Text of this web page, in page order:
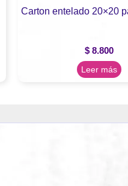
Carton entelado 20×20
$8.800
Leer más